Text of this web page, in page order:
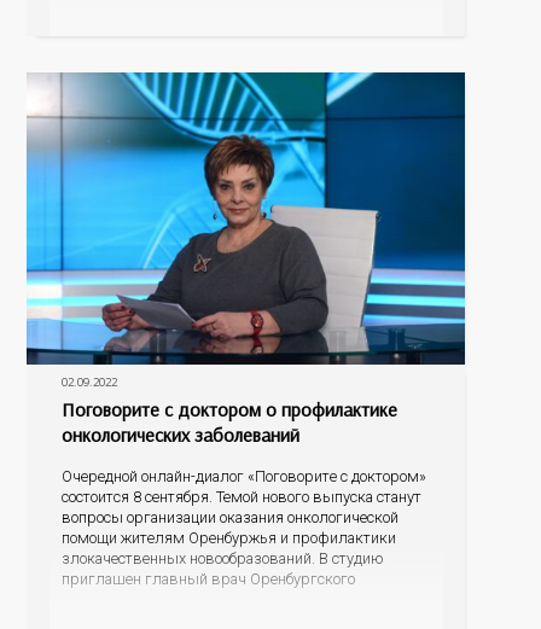
Анатольевна Подгороднева.
02.09.2022
Поговорите с доктором о профилактике
онкологических заболеваний
Очередной онлайн-диалог «Поговорите с доктором»
состоится 8 сентября. Темой нового выпуска станут
вопросы организации оказания онкологической
помощи жителям Оренбуржья и профилактики
злокачественных новообразований. В студию
приглашен главный врач Оренбургского